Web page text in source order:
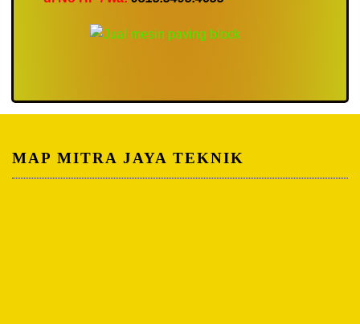
MAP MITRA JAYA TEKNIK